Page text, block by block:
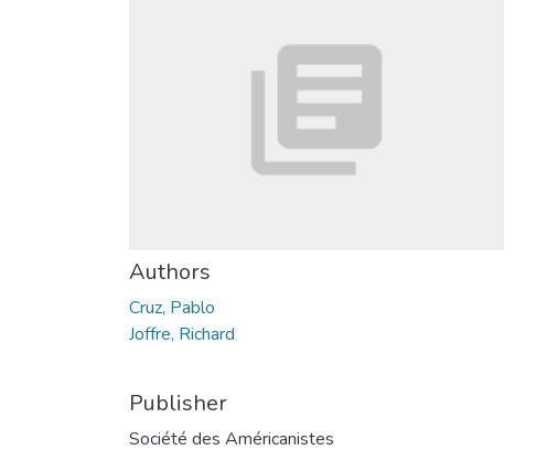
Authors
Cruz, Pablo
Joffre, Richard
Publisher
Société des Américanistes